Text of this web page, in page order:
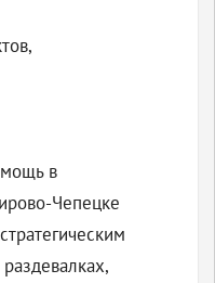
в
Чепецке